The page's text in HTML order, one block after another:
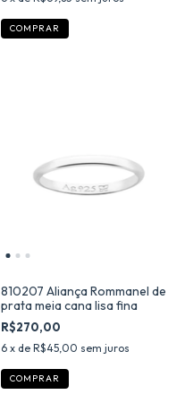
COMPRAR
810207 Aliança Rommanel de
prata meia cana lisa fina
R$270,00
6 x de R$45,00 sem juros
COMPRAR